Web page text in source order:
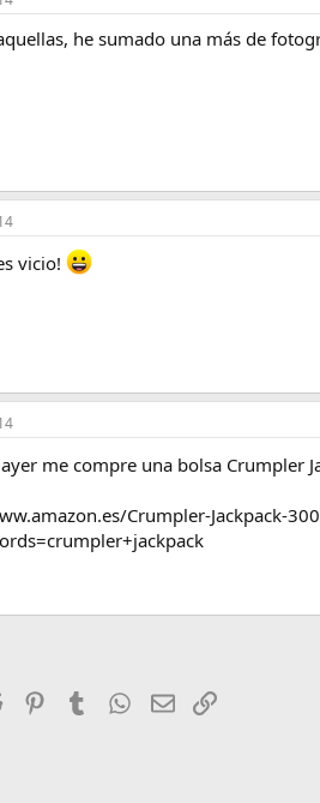
he sumado una más de
vicio!
me compre una bolsa Crumpler
Crumpler-Jackpack-
Reddit PinterestTumblrWhatsApp
EmailEnlace